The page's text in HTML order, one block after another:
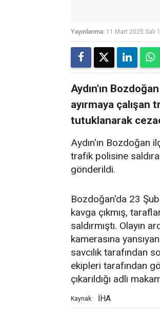
Yayınlanma: 11 Mart 2025 Salı
Aydın'ın
ayırmaya
tutuklanarak
Aydın'ın Bozdoğan
trafik polisine
gönderildi.
Bozdoğan'da 23
kavga çıkmış,
saldırmıştı. Olayın
kamerasına
savcılık tarafından
ekipleri tarafından
çıkarıldığı adli
Kaynak: İHA